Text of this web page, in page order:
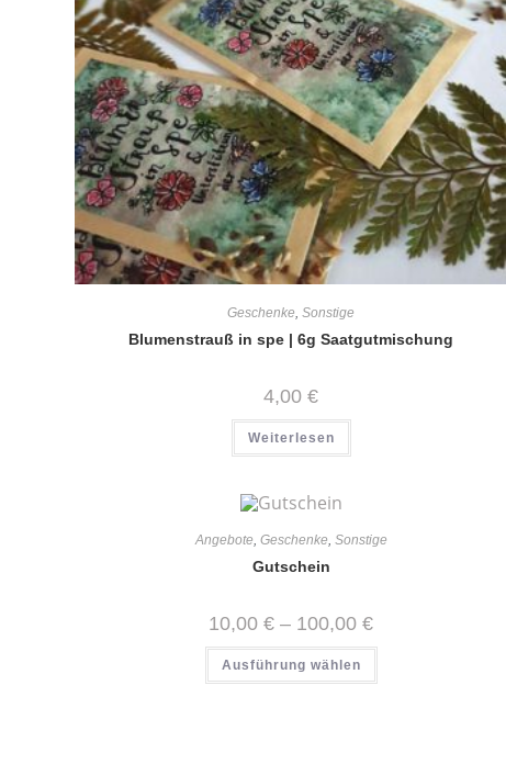
Geschenke ,Sonstige
Blumenstrauß in spe | 6g Saatgutmischung
4,00€
Weiterlesen
Angebote, Geschenke, Sonstige
Gutschein
10,00€ – 100,00€Preisspanne:
bis
Ausführung wählen
Dieses
weist